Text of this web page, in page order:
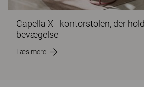
Capella X - kontorstolen, der
bevægelse
Læs mere